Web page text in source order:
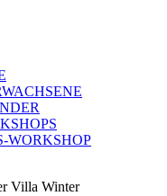
WORKSHOP
Villa Winter